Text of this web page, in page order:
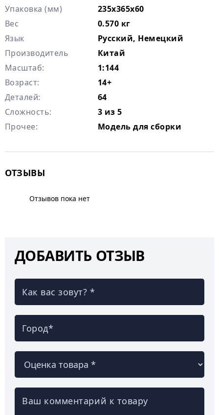
Упаковка (мм)
235х365х60
Вес
0.570 кг
Язык
Русский, Немецкий
Производитель
Китай
Масштаб:
1:144
Возраст:
14+
Деталей:
64
Сложность:
3 из 5
Прочее:
Модель для сборки
ОТЗЫВЫ
Отзывов пока нет
ДОБАВИТЬ ОТЗЫВ
Как вас зовут? *
Город*
Ваш комментарий к товару